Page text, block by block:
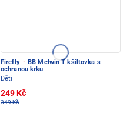
Firefly · BB Melwin T kšiltovka s
ochranou krku
Děti
249 Kč
349 Kč